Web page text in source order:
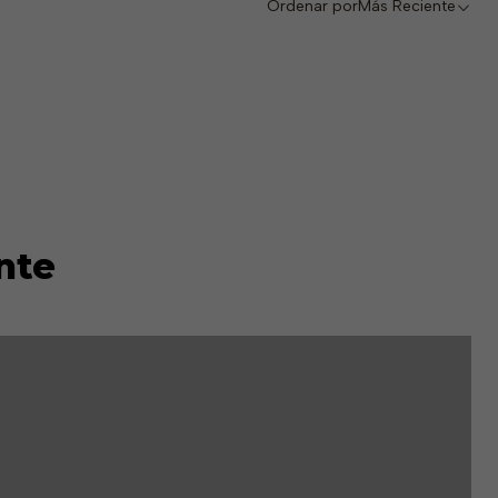
Ordenar porMás Reciente